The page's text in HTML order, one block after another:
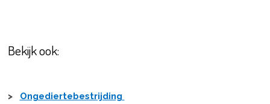
Bekijk ook:
> Ongediertebestrijding